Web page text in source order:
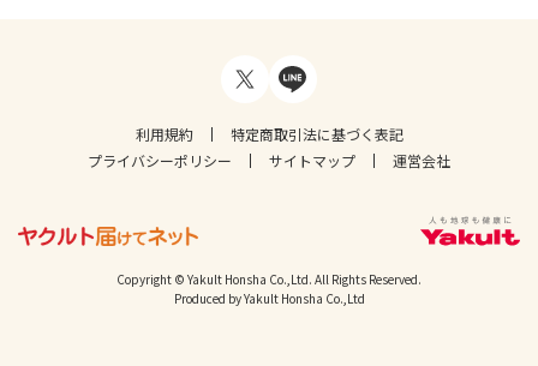
利用規約
特定商取引法に基づく表記
プライバシーポリシー
サイトマップ 運営会社
Copyright © Yakult Honsha Co.,Ltd. All Rights Reserved.
Produced by Yakult Honsha Co.,Ltd